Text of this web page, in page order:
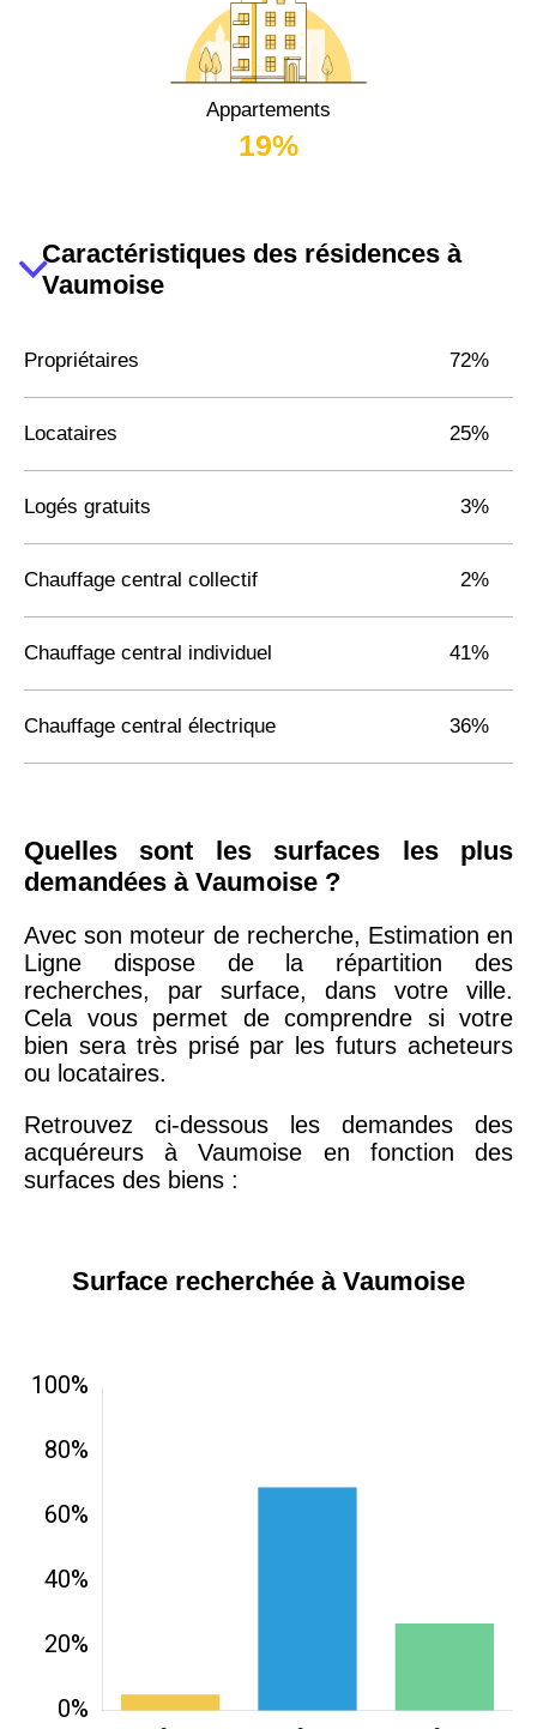
Appartements
19%
Caractéristiques des résidences à
Vaumoise
Propriétaires 72%
Locataires 25%
Logés gratuits 3%
Chauffage central collectif 2%
Chauffage central individuel 41%
Chauffage central électrique 36%
Quelles sont les surfaces les plus
demandées à Vaumoise ?
Avec son moteur de recherche, Estimation en
Ligne dispose de la répartition des
recherches, par surface, dans votre ville.
Cela vous permet de comprendre si votre
bien sera très prisé par les futurs acheteurs
ou locataires.
Retrouvez ci-dessous les demandes des
acquéreurs à Vaumoise en fonction des
surfaces des biens :
Surface recherchée à Vaumoise